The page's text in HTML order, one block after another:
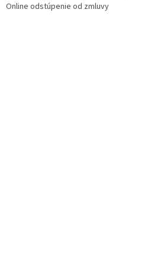
Online odstúpenie od zmluvy